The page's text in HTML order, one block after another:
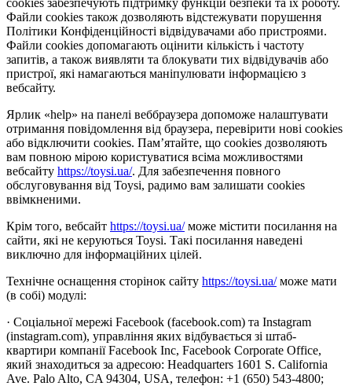
Файли cookies також дозволяють відстежувати порушення
Політики Конфіденційності відвідувачами або пристроями.
Файли cookies допомагають оцінити кількість і частоту
запитів, а також виявляти та блокувати тих відвідувачів або
пристрої, які намагаються маніпулювати інформацією з
вебсайту.
Ярлик «help» на панелі веббраузера допоможе налаштувати
отримання повідомлення від браузера, перевірити нові cookies
або відключити cookies. Пам’ятайте, що cookies дозволяють
вам повною мірою користуватися всіма можливостями
вебсайту https://toysi.ua/. Для забезпечення повного
обслуговування від Toysi, радимо вам залишати cookies
ввімкненими.
Крім того, вебсайт https://toysi.ua/може містити посилання на
сайти, які не керуються Toysi. Такі посилання наведені
виключно для інформаційних цілей.
Технічне оснащення сторінок сайту https://toysi.ua/може мати
(в собі) модулі:
· Соціальної мережі Facebook (facebook.com) та Instagram
(instagram.com), управління яких відбувається зі штаб-
квартири компанії Facebook Inc, Facebook Corporate Office,
який знаходиться за адресою: Headquarters 1601 S. California
Ave. Palo Alto, CA 94304, USA, телефон: +1 (650) 543-4800;